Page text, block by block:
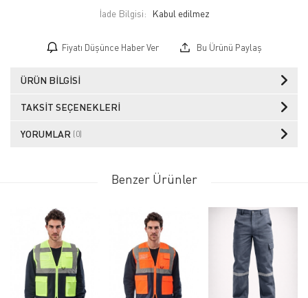
İade Bilgisi:
Fiyatı Düşünce Haber Ver Bu Ürünü Paylaş
ÜRÜN BILGISI
TAKSIT SEÇENEKLERI
YORUMLAR (0)
Benzer Ürünler